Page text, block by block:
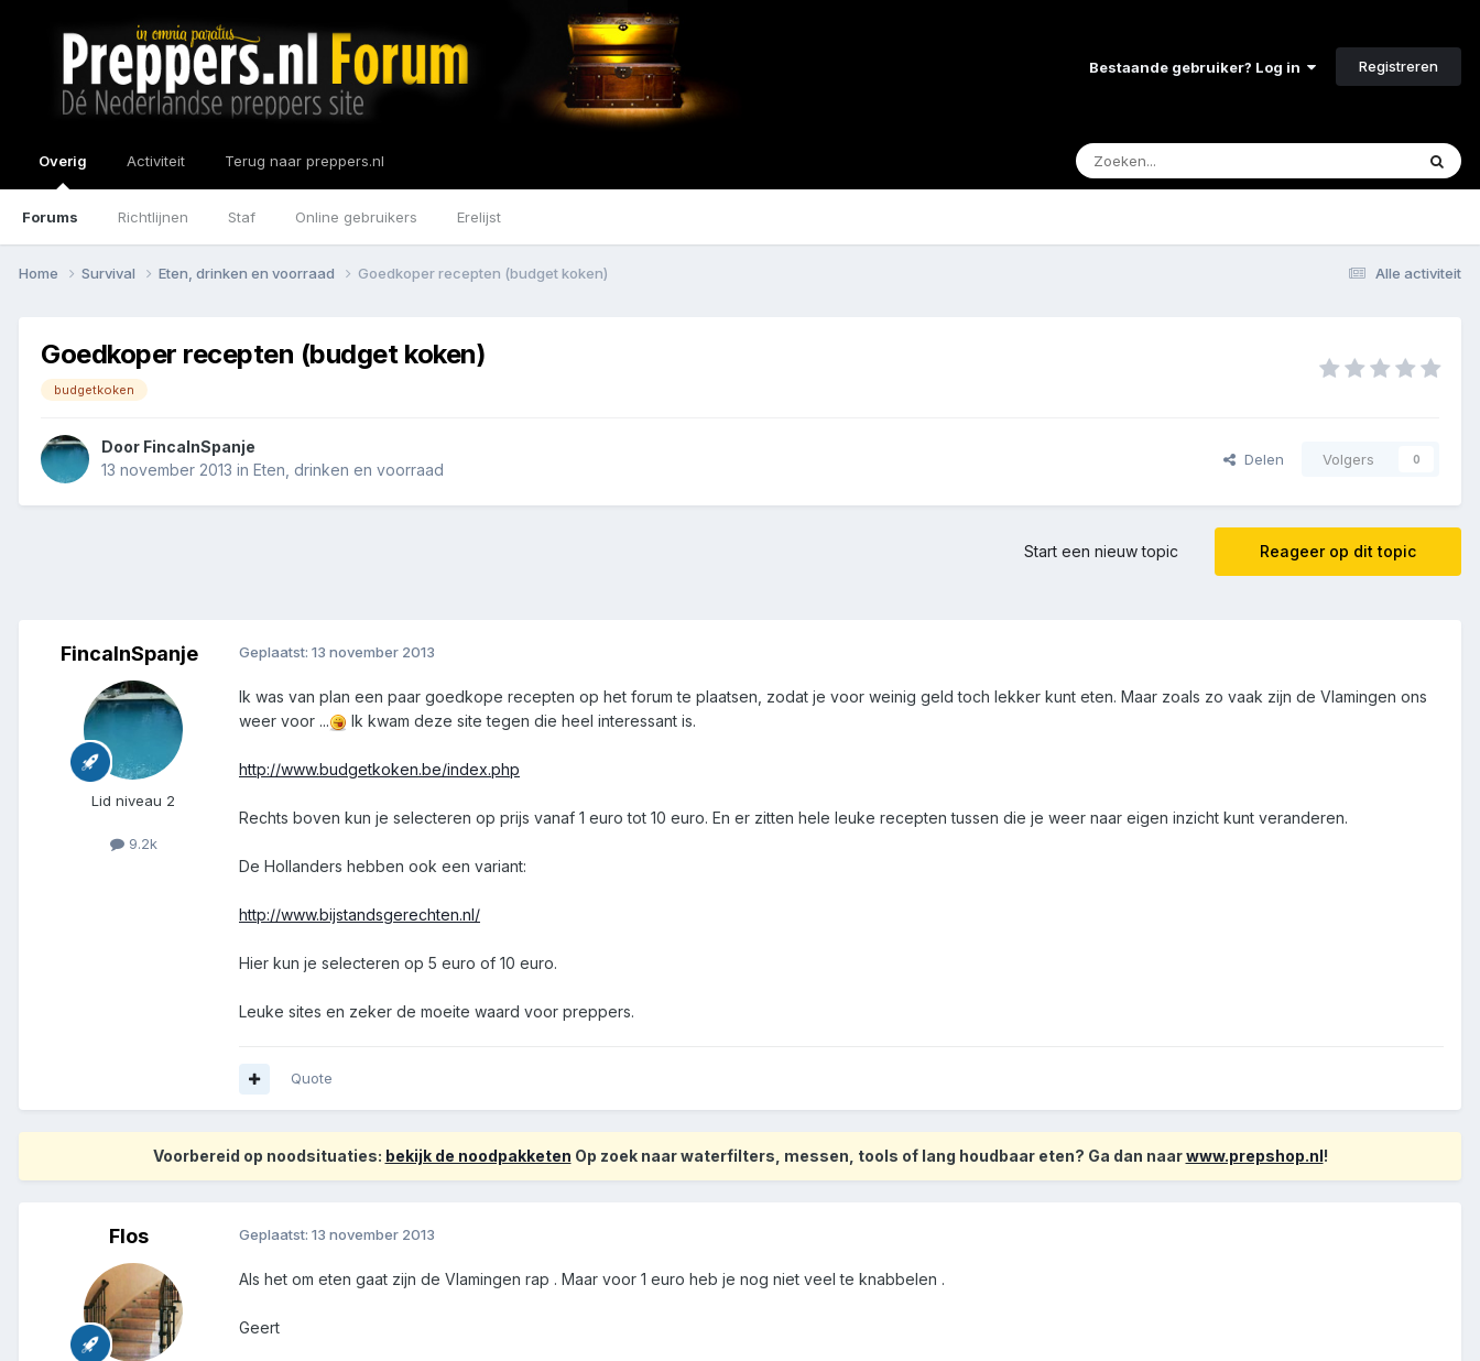
Bestaande gebruiker? Log in Registreren
Overig
Forums Richtlijnen Staf Online gebruikers Erelijst
Activiteit Terug naar preppers.nl
Alle activiteit
Home Survival Eten, drinken en voorraad Goedkoper recepten (budget koken)
Goedkoper recepten (budget koken)
budgetkoken
Door FincaInSpanje
13 november 2013 in Eten, drinken en voorraad
Delen Volgers 0
Reageer op dit topic
Start een nieuw topic
FincaInSpanje
Lid niveau 2
9.2k
Geplaatst: 13 november 2013
Ik was van plan een paar goedkope recepten op het forum te plaatsen, zodat je voor weinig geld toch lekker kunt eten. Maar zoals zo vaak zijn de Vlamingen ons
weer voor ...
Ik kwam deze site tegen die heel interessant is.
http://www.budgetkoken.be/index.php
Rechts boven kun je selecteren op prijs vanaf 1 euro tot 10 euro. En er zitten hele leuke recepten tussen die je weer naar eigen inzicht kunt veranderen.
De Hollanders hebben ook een variant:
http://www.bijstandsgerechten.nl/
Hier kun je selecteren op 5 euro of 10 euro.
Leuke sites en zeker de moeite waard voor preppers.
Quote
Voorbereid op noodsituaties: bekijk de noodpakketen Op zoek naar waterfilters, messen, tools of lang houdbaar eten? Ga dan naarwww.prepshop.nl!
Flos Geplaatst: 13 november 2013
Als het om eten gaat zijn de Vlamingen rap . Maar voor 1 euro heb je nog niet veel te knabbelen .
Geert